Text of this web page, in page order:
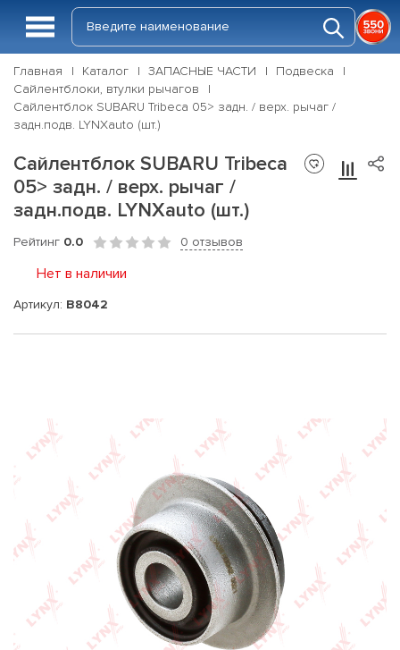
Главная Каталог ЗАПАСНЫЕ ЧАСТИ
Подвеска
Сайлентблоки, втулки рычагов
Сайлентблок SUBARU Tribeca 05> задн. / верх. рычаг /
задн.подв. LYNXauto (шт.)
Сайлентблок SUBARU Tribeca
05> задн. / верх. рычаг /
задн.подв. LYNXauto (шт.)
Рейтинг 0.0 0 отзывов
Нет в наличии
Артикул: B8042